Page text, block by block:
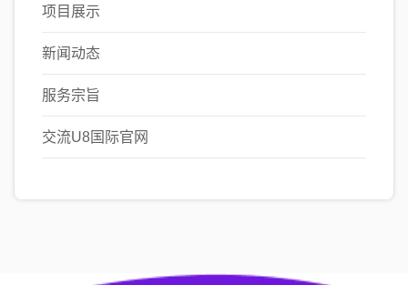
项目展示
新闻动态
服务宗旨
交流U8国际官网